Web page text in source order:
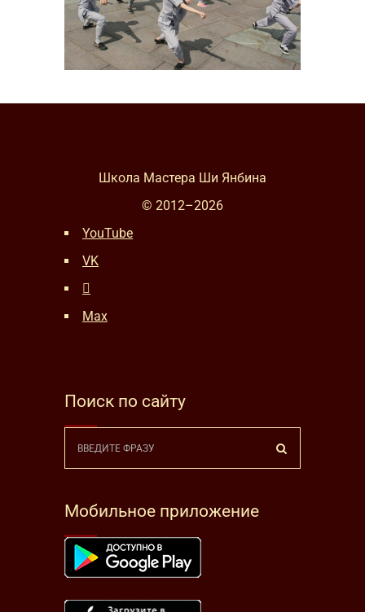
Школа Мастера Ши Янбина
© 2012–2026
YouTube
VK
Max
Поиск по сайту
Мобильное приложение